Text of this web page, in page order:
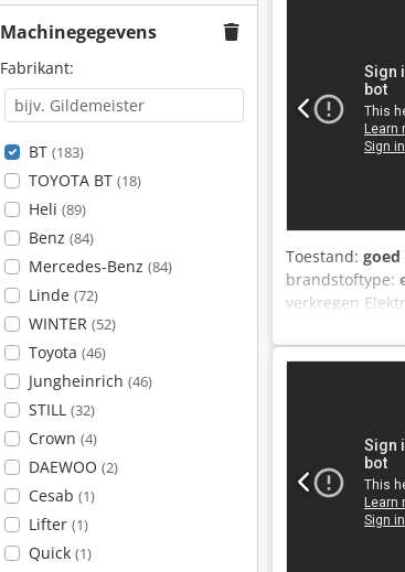
Machinegegevens
Fabrikant:
BT (183)
TOYOTA BT (18)
Heli (89)
Benz (84)
Mercedes-Benz (84)
Linde (72)
WINTER (52)
Toyota (46)
Jungheinrich (46)
STILL (32)
Crown (4)
DAEWOO (2)
Cesab (1)
Lifter (1)
Quick (1)
Toestand:
brandstoftype:
verkregen
68cm
lader Bekijk de